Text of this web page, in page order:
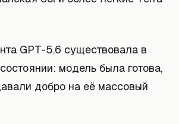
GPT-5.6 существовала в
модель была готова,
добро на её массовый